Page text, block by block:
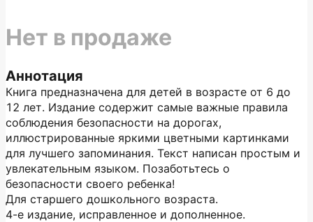
Аннотация
Книга предназначена для детей в возрасте от 6 до
12 лет. Издание содержит самые важные правила
соблюдения безопасности на дорогах,
иллюстрированные яркими цветными картинками
для лучшего запоминания. Текст написан простым и
увлекательным языком. Позаботьтесь о
безопасности своего ребенка!
Для старшего дошкольного возраста.
4-е издание, исправленное и дополненное.
Нет в продаже